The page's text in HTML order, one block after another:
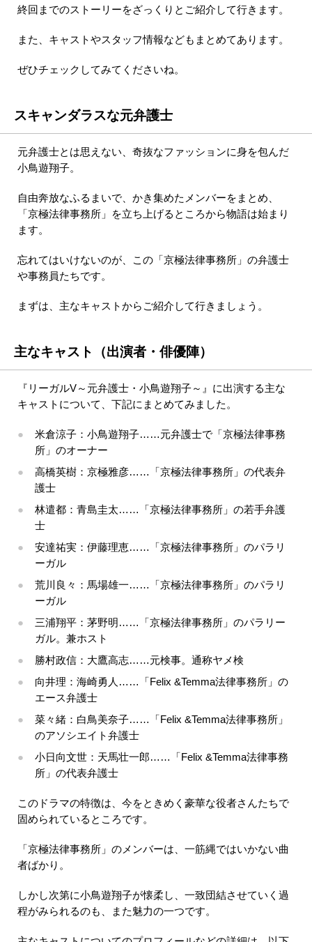
終回までのストーリーをざっくりとご紹介して行きます。
また、キャストやスタッフ情報などもまとめてあります。
ぜひチェックしてみてくださいね。
スキャンダラスな元弁護士
元弁護士とは思えない、奇抜なファッションに身を包んだ
小鳥遊翔子。
自由奔放なふるまいで、かき集めたメンバーをまとめ、
「京極法律事務所」を立ち上げるところから物語は始まり
ます。
忘れてはいけないのが、この「京極法律事務所」の弁護士
や事務員たちです。
まずは、主なキャストからご紹介して行きましょう。
主なキャスト（出演者・俳優陣）
『リーガルV～元弁護士・小鳥遊翔子～』に出演する主な
キャストについて、下記にまとめてみました。
米倉涼子：小鳥遊翔子……元弁護士で「京極法律事務
所」のオーナー
高橋英樹：京極雅彦……「京極法律事務所」の代表弁
護士
林遣都：青島圭太……「京極法律事務所」の若手弁護
士
安達祐実：伊藤理恵……「京極法律事務所」のパラリ
ーガル
荒川良々：馬場雄一……「京極法律事務所」のパラリ
ーガル
三浦翔平：茅野明……「京極法律事務所」のパラリー
ガル。兼ホスト
勝村政信：大鷹高志……元検事。通称ヤメ検
向井理：海崎勇人……「Felix &Temma法律事務所」の
エース弁護士
菜々緒：白鳥美奈子……「Felix &Temma法律事務所」
のアソシエイト弁護士
小日向文世：天馬壮一郎……「Felix &Temma法律事務
所」の代表弁護士
このドラマの特徴は、今をときめく豪華な役者さんたちで
固められているところです。
「京極法律事務所」のメンバーは、一筋縄ではいかない曲
者ばかり。
しかし次第に小鳥遊翔子が懐柔し、一致団結させていく過
程がみられるのも、また魅力の一つです。